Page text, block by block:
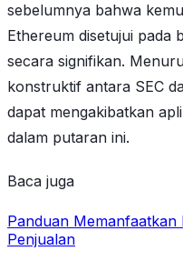
sebelumnya bahwa
Ethereum disetujui pada
secara signifikan.
konstruktif antara SEC
dapat mengakibatkan
dalam putaran ini.
Baca juga
Panduan
Penjualan